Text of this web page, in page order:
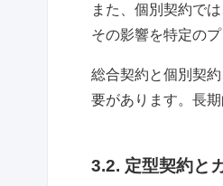
また、個別契約では
その影響を特定の
総合契約と個別契
要があります。長
3.2. 定型契約と